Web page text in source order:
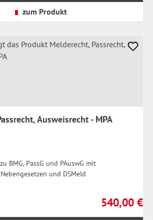
zum Produkt
Ausweisrecht - MPA
BMG, PassG und PAuswG mit
und DSMeld
Regulärer
540,00 €